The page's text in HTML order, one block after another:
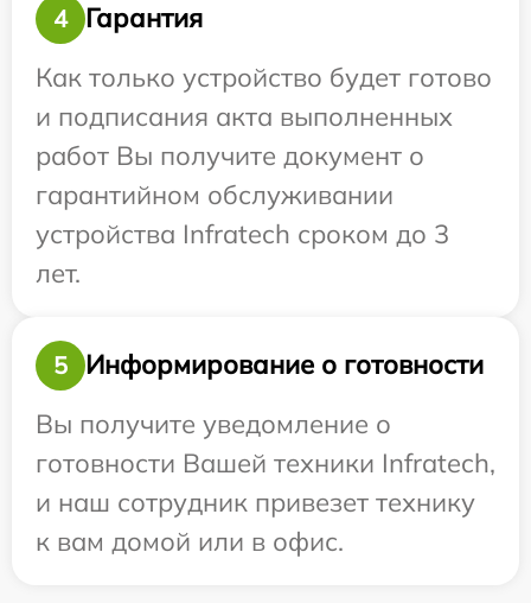
4
Гарантия
Как только устройство будет готово
и подписания акта выполненных
работ Вы получите документ о
гарантийном обслуживании
устройства Infratech сроком до 3
лет.
5
Информирование о готовности
Вы получите уведомление о
готовности Вашей техники Infratech,
и наш сотрудник привезет технику
к вам домой или в офис.